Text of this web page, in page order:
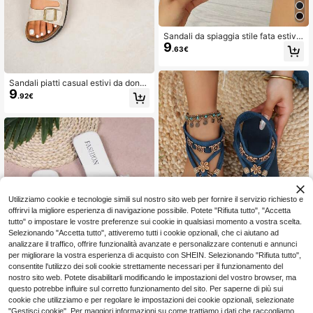
Sandali piatti casual estivi da donn
a, sandali da donna con punta tond
a e aperta, stampa floreale carina, a
sandali estivi da donna, sandali bei
ge versatili e carini per ragazze
9.92€
11
Sandali da spiaggia stile fata estiva
Zira, sandali romani piatti versatili a
ntiscivolo per gonne
9.63€
7
Magazzino EU Sandali piatti di stile b
ohémien alla moda per donna, casu
al e versatili, adatti per matrimoni, f
este, attività all'aperto e spiaggia
#1 Bestseller
(1000+)
Utilizziamo cookie e tecnologie simili sul nostro sito web per fornire il servizio richiesto e
offrirvi la migliore esperienza di navigazione possibile. Potete "Rifiuta tutto", "Accetta
tutto" o impostare le vostre preferenze sui cookie in qualsiasi momento a vostra scelta.
Selezionando "Accetta tutto", attiveremo tutti i cookie opzionali, che ci aiutano ad
analizzare il traffico, offrire funzionalità avanzate e personalizzare contenuti e annunci
per migliorare la vostra esperienza di acquisto con SHEIN. Selezionando "Rifiuta tutto",
consentite l'utilizzo dei soli cookie strettamente necessari per il funzionamento del
nostro sito web. Potete disabilitarli modificando le impostazioni del vostro browser, ma
questo potrebbe influire sul corretto funzionamento del sito. Per saperne di più sui
cookie che utilizziamo e per regolare le impostazioni dei cookie opzionali, selezionate
"Gestisci cookie". Per maggiori informazioni su come trattiamo i dati che raccogliamo,